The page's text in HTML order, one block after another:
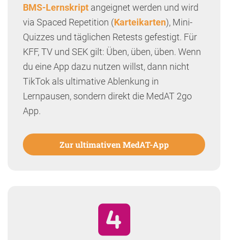
BMS-Lernskript angeignet werden und wird
via Spaced Repetition (Karteikarten), Mini-
Quizzes und täglichen Retests gefestigt. Für
KFF, TV und SEK gilt: Üben, üben, üben. Wenn
du eine App dazu nutzen willst, dann nicht
TikTok als ultimative Ablenkung in
Lernpausen, sondern direkt die MedAT 2go
App.
Zur ultimativen MedAT-App